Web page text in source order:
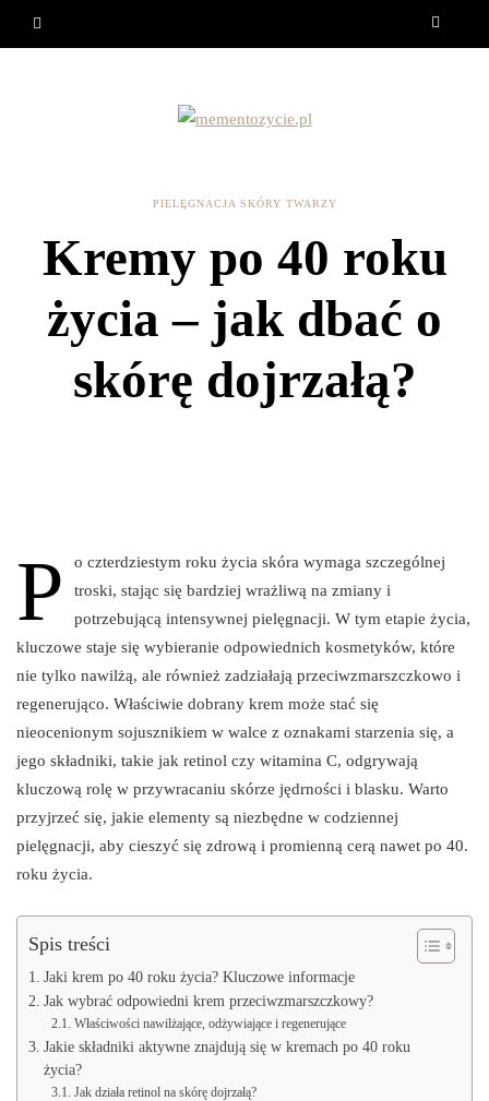
PIELĘGNACJA SKÓRY TWARZY
Kremy po 40 roku
życia – jak dbać o
skórę dojrzałą?
P
o czterdziestym roku życia skóra wymaga szczególnej
troski, stając się bardziej wrażliwą na zmiany i
potrzebującą intensywnej pielęgnacji. W tym etapie życia,
kluczowe staje się wybieranie odpowiednich kosmetyków, które
nie tylko nawilżą, ale również zadziałają przeciwzmarszczkowo i
regenerująco. Właściwie dobrany krem może stać się
nieocenionym sojusznikiem w walce z oznakami starzenia się, a
jego składniki, takie jak retinol czy witamina C, odgrywają
kluczową rolę w przywracaniu skórze jędrności i blasku. Warto
przyjrzeć się, jakie elementy są niezbędne w codziennej
pielęgnacji, aby cieszyć się zdrową i promienną cerą nawet po 40.
roku życia.
Spis treści
Jaki krem po 40 roku życia? Kluczowe informacje
Jak wybrać odpowiedni krem przeciwzmarszczkowy?
Właściwości nawilżające, odżywiające i regenerujące
Jakie składniki aktywne znajdują się w kremach po 40 roku
życia?
Jak działa retinol na skórę dojrzałą?